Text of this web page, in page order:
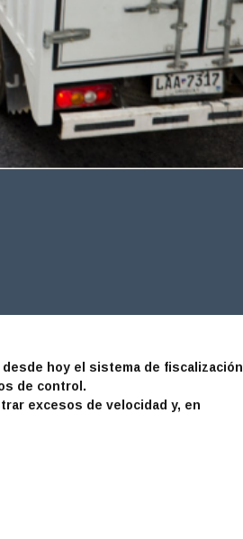
hoy el sistema de fiscalización
de control.
excesos de velocidad y, en